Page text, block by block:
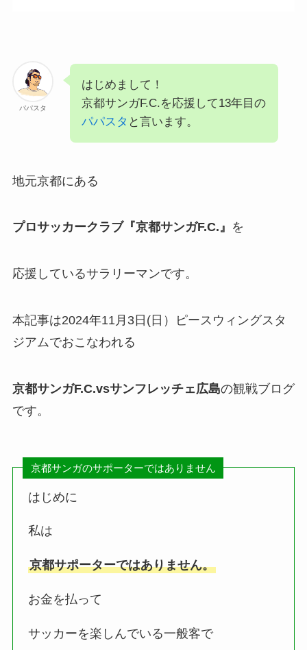
パパスタ
はじめまして！
京都サンガF.C.を応援して13年目の
パパスタ と言います。
地元京都にある
プロサッカークラブ『京都サンガF.C.』 を
応援しているサラリーマンです。
本記事は2024年11月3日(日）ピースウィングスタ
ジアムでおこなわれる
京都サンガF.C.vsサンフレッチェ広島の観戦ブログ
です。
京都サンガのサポーターではありません
はじめに
私は
京都サポーターではありません。
お金を払って
サッカーを楽しんでいる一般客で